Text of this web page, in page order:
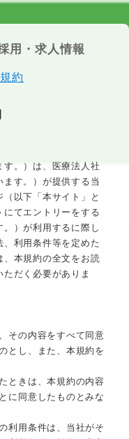
用・求人情報
約
。）は、
医療法人社
ます。）が提供する当
以下「本サイト」と
にてエントリーをする
）が利用するに際し
利用条件等を定めた
、本規約の全文をお読
だく必要がありま
その内容をすべて同意
とし、また、本規約を
ときは、本規約の内容
に同意したものとみな
利用条件は、当社がそ